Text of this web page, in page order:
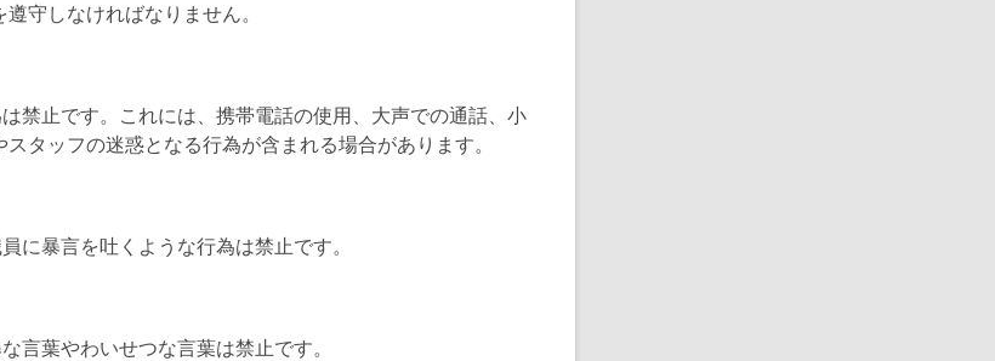
守しなければなりません。
禁止です。これには、携帯電話の使用、大声での通話、小
タッフの迷惑となる行為が含まれる場合があります。
に暴言を吐くような行為は禁止です。
言葉やわいせつな言葉は禁止です。